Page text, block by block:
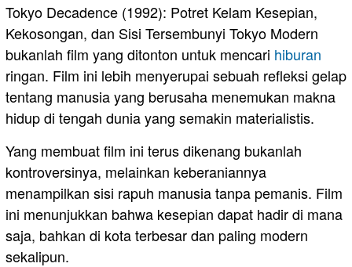
Tokyo Decadence (1992): Potret Kelam Kesepian,
Kekosongan, dan Sisi Tersembunyi Tokyo Modern
bukanlah film yang ditonton untuk mencari hiburan
ringan. Film ini lebih menyerupai sebuah refleksi gelap
tentang manusia yang berusaha menemukan makna
hidup di tengah dunia yang semakin materialistis.
Yang membuat film ini terus dikenang bukanlah
kontroversinya, melainkan keberaniannya
menampilkan sisi rapuh manusia tanpa pemanis. Film
ini menunjukkan bahwa kesepian dapat hadir di mana
saja, bahkan di kota terbesar dan paling modern
sekalipun.